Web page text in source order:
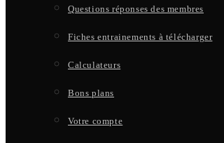
Questions réponses des membres
Fiches entrainements à télécharger
Calculateurs
Bons plans
Votre compte